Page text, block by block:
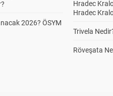
2026? ÖSYM
Hradec
Hradec
Trivela
Röveşata